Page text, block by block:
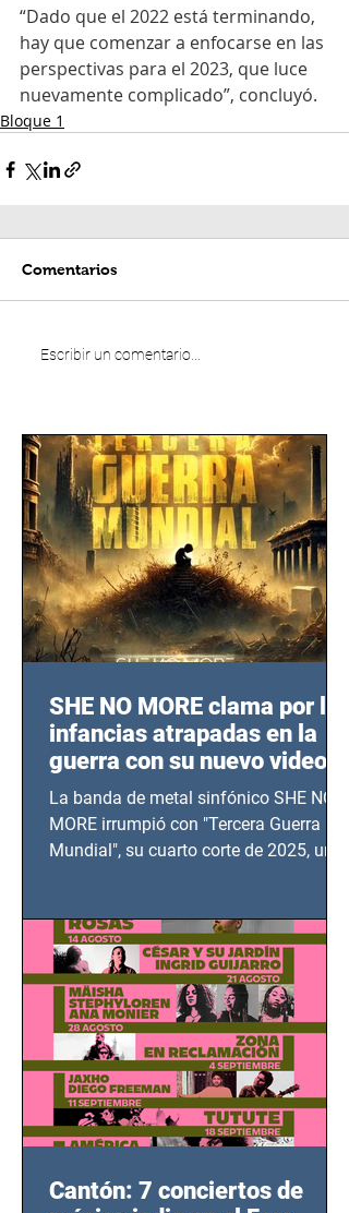
“Dado que el 2022 está terminando,
hay que comenzar a enfocarse en las
perspectivas para el 2023, que luce
nuevamente complicado”, concluyó.
Bloque 1
Comentarios
Escribir un comentario...
SHE NO MORE clama por las
infancias atrapadas en la
guerra con su nuevo video
TERCERA GUERRA
MUNDIAL
La banda de metal sinfónico SHE NO
MORE irrumpió con "Tercera Guerra
Mundial", su cuarto corte de 2025, un
bélicos.
Cantón: 7 conciertos de